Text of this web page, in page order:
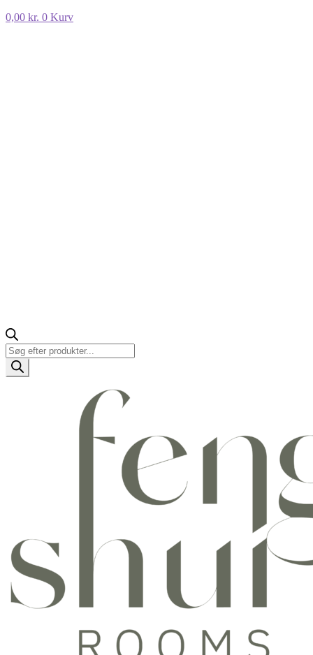
0,00 kr. 0 Kurv
Products
search